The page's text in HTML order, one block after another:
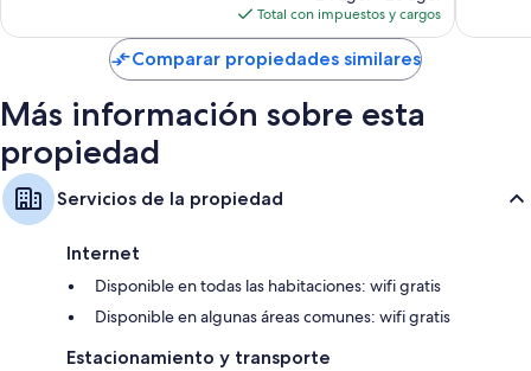
Servicio de cuidado de niños, cafeteras y servicio de limpieza diario
actual
es
de
$220
Total con impuestos y cargos
Comparar propiedades similares
Más información sobre esta
propiedad
Servicios de la propiedad
Internet
Disponible en todas las habitaciones: wifi gratis
Disponible en algunas áreas comunes: wifi gratis
Estacionamiento y transporte